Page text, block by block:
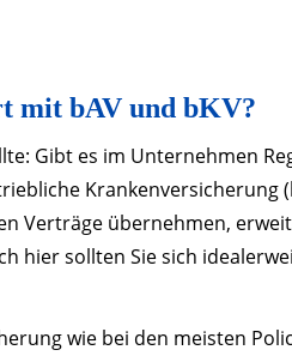
mit bAV und bKV?
Gibt es im Unternehmen
Krankenversicherung
Verträge übernehmen,
hier sollten Sie sich
wie bei den meisten